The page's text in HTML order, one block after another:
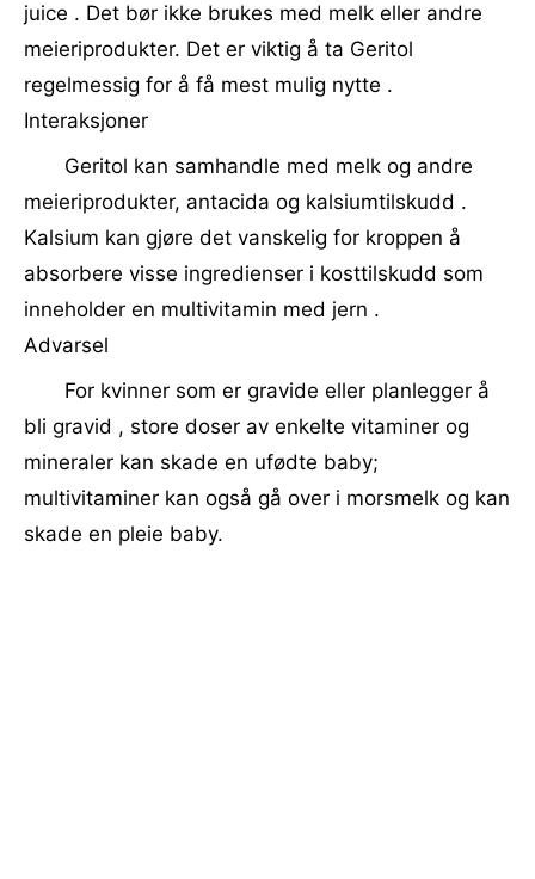
juice . Det bør ikke brukes med melk eller andre
meieriprodukter. Det er viktig å ta Geritol
regelmessig for å få mest mulig nytte .
Interaksjoner
Geritol kan samhandle med melk og andre
meieriprodukter, antacida og kalsiumtilskudd .
Kalsium kan gjøre det vanskelig for kroppen å
absorbere visse ingredienser i kosttilskudd som
inneholder en multivitamin med jern .
Advarsel
For kvinner som er gravide eller planlegger å
bli gravid , store doser av enkelte vitaminer og
mineraler kan skade en ufødte baby;
multivitaminer kan også gå over i morsmelk og kan
skade en pleie baby.